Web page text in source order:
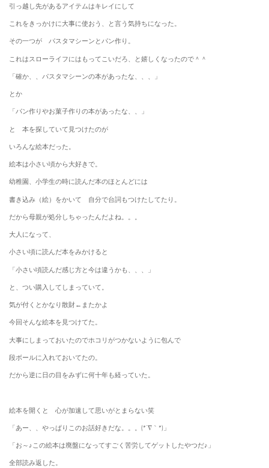
引っ越し先があるアイテムはキレイにして
これをきっかけに大事に使おう、と言う気持ちになった。
その一つが パスタマシーンとパン作り。
これはスローライフにはもってこいだろ、と嬉しくなったので＾＾
「確か、、パスタマシーンの本があったな、、、」
とか
「パン作りやお菓子作りの本があったな、、」
と 本を探していて見つけたのが
いろんな絵本だった。
絵本は小さい頃から大好きで。
幼稚園、小学生の時に読んだ本のほとんどには
書き込み（絵）をかいて 自分で台詞もつけたしてたり。
だから母親が処分しちゃったんだよね。。。
大人になって、
小さい頃に読んだ本をみかけると
「小さい頃読んだ感じ方と今は違うかも、、、」
と、つい購入してしまっていて。
気が付くとかなり散財←またかよ
今回そんな絵本を見つけてた。
大事にしまっておいたのでホコリがつかないように包んで
段ボールに入れておいてたの。
だから逆に日の目をみずに何十年も経っていた。
絵本を開くと 心が加速して思いがとまらない笑
「あー、、やっぱりこのお話好きだな。。。(*´∇｀*)」
「お～♪この絵本は廃盤になってすごく苦労してゲットしたやつだ♪」
全部読み返した。